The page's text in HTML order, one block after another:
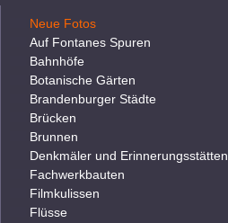
Neue Fotos
Auf Fontanes Spuren
Bahnhöfe
Botanische Gärten
Brandenburger Städte
Brücken
Brunnen
Denkmäler und Erinnerungsstätten
Fachwerkbauten
Filmkulissen
Flüsse